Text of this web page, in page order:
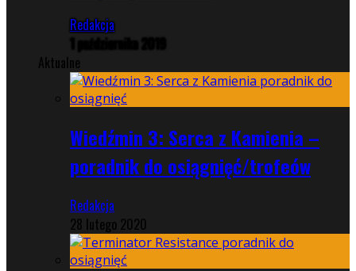
Redakcja
1 października 2019
Aktualne
Wiedźmin 3: Serca z Kamienia –
poradnik do osiągnięć/trofeów
Redakcja
28 lutego 2020